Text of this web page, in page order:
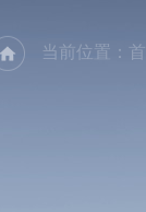
当前位置：